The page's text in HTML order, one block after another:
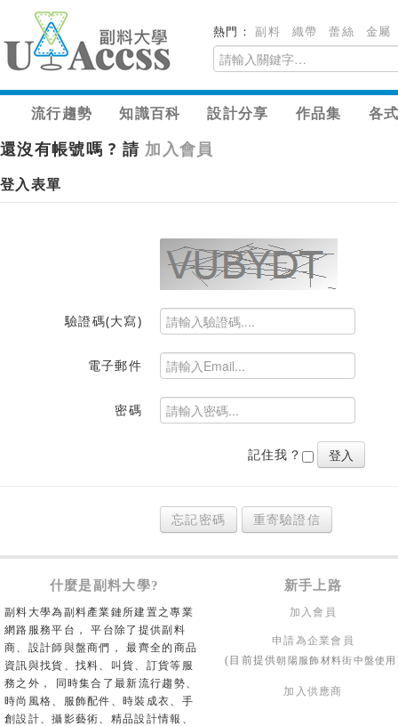
熱門：副料 織帶 蕾絲 金屬
流行趨勢 知識百科 設計分享 作品集 各
還沒有帳號嗎 ? 請 加入會員
登入表單
驗證碼(大寫)
電子郵件
密碼
記住我？
忘記密碼 重寄驗證信
什麼是副料大學? 新手上路
副料大學為副料產業鏈所建置之專業
網路服務平台， 平台除了提供副料
商、設計師與盤商們， 最齊全的商品
資訊與找貨、找料、叫貨、訂貨等服
務之外， 同時集合了最新流行趨勢、
時尚風格、服飾配件、時裝成衣、手
創設計、攝影藝術、精品設計情報、
加入會員
申請為企業會員
(目前提供朝陽服飾材料街中盤使用
加入供應商